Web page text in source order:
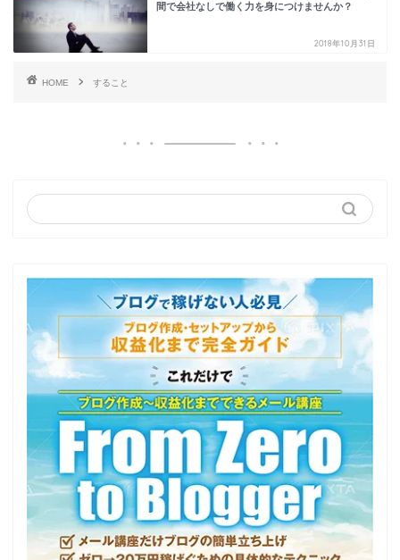
間で会社なしで働く力を身につけませんか？
2018年10月31日
HOME すること